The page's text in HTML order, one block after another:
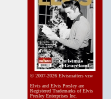
© 2007-2026 Elvismatters vzw
Elvis and Elvis Presley are
Registered Trademarks of Elvis
Presley Enterprises Inc.